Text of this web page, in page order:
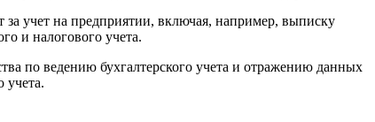
за учет на предприятии, включая, например, выписку
и налогового учета.
по ведению бухгалтерского учета и отражению данных
учета.